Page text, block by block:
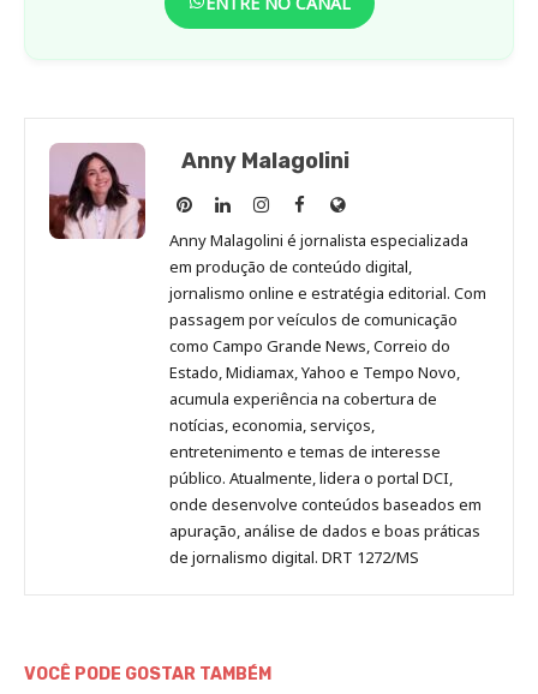
Anny Malagolini
Anny
Malagolini
no
Pinterest
Anny
Malagolini
no
LinkedIn
Anny
Malagolini
no
Instagram
Anny
Malagolini
no
Facebook
Site
de
Anny
Malagolini
Anny Malagolini é jornalista especializada
em produção de conteúdo digital,
jornalismo online e estratégia editorial. Com
passagem por veículos de comunicação
como Campo Grande News, Correio do
Estado, Midiamax, Yahoo e Tempo Novo,
acumula experiência na cobertura de
notícias, economia, serviços,
entretenimento e temas de interesse
público. Atualmente, lidera o portal DCI,
onde desenvolve conteúdos baseados em
apuração, análise de dados e boas práticas
de jornalismo digital. DRT 1272/MS
VOCÊ PODE GOSTAR TAMBÉM